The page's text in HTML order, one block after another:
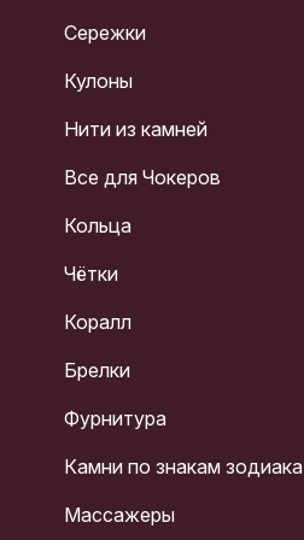
Сережки
Кулоны
Нити из камней
Все для Чокеров
Кольца
Чётки
Коралл
Брелки
Фурнитура
Камни по знакам зодиака
Массажеры